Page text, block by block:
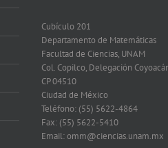
Cubículo 201
Departamento de Matemáticas
Facultad de Ciencias, UNAM
Col. Copilco, Delegación
CP 04510
Ciudad de México
Teléfono: (55) 5622-4864
Fax: (55) 5622-5410
Email: omm@ciencias.unam.mx